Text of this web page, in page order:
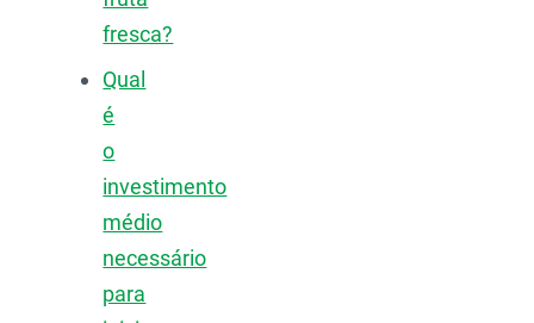
fresca?
Qual
é
o
investimento
médio
necessário
para